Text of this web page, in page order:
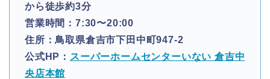
から徒歩約3分
営業時間：7:30〜20:00
住所：鳥取県倉吉市下田中町947-2
公式HP： スーパーホームセンターいない 倉吉中
央店本館